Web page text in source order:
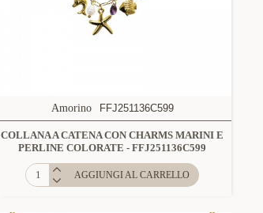
Amorino FFJ251136C599
COLLANA A CATENA CON CHARMS MARINI E
PERLINE COLORATE - FFJ251136C599
AGGIUNGI AL CARRELLO